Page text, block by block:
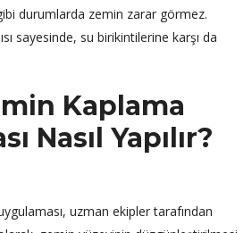
durumlarda zemin zarar görmez.
sayesinde, su birikintilerine karşı da
Kaplama
Nasıl Yapılır?
uzman ekipler tarafından